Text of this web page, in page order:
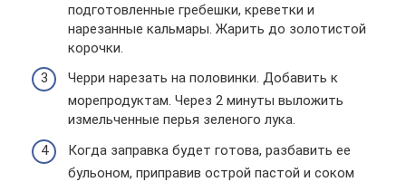
подготовленные гребешки, креветки и
нарезанные кальмары. Жарить до золотистой
корочки.
Черри нарезать на половинки. Добавить к
морепродуктам. Через 2 минуты выложить
измельченные перья зеленого лука.
Когда заправка будет готова, разбавить ее
бульоном, приправив острой пастой и соком